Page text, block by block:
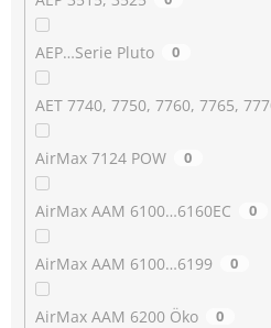
AEP…Serie Pluto 0
AET 7740, 7750, 7760, 7765,
AirMax 7124 POW 0
AirMax AAM 6100…6160EC 0
AirMax AAM 6100…6199 0
AirMax AAM 6200 Öko 0